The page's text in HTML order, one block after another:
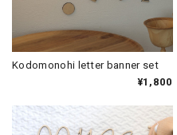
Kodomonohi letter banner set
¥1,800